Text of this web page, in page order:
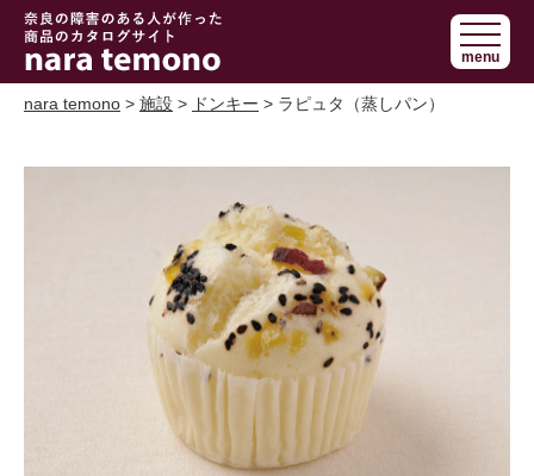
奈良で障害の
ある人の手作
り商品 nara
menu
nara temono > 施設 > ドンキー > ラピュタ（蒸しパン）